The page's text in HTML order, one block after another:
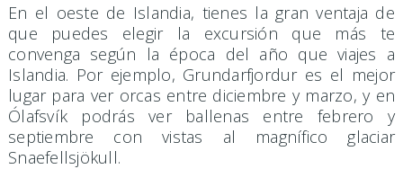
En el oeste de Islandia, tienes la gran ventaja de
que puedes elegir la excursión que más te
convenga según la época del año que viajes a
Islandia. Por ejemplo, Grundarfjordur es el mejor
lugar para ver orcas entre diciembre y marzo, y en
Ólafsvík podrás ver ballenas entre febrero y
septiembre con vistas al magnífico glaciar
Snaefellsjökull.